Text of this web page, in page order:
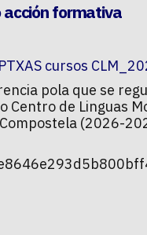
formativa
cursos
pola que se
Centro de Linguas
(2026-